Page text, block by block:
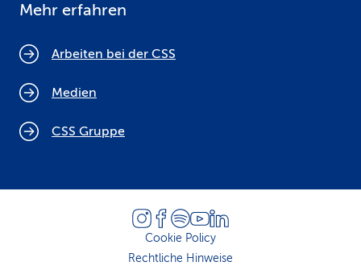
Mehr erfahren
Arbeiten bei der CSS
Medien
CSS Gruppe
Cookie Policy
Rechtliche Hinweise